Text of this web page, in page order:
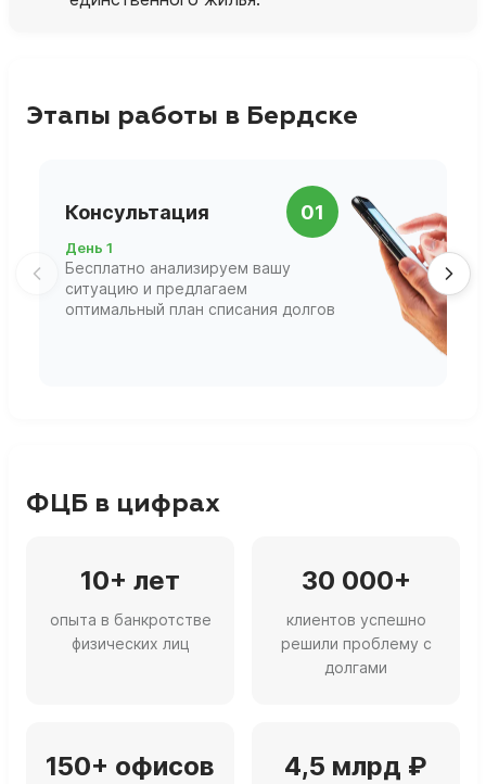
Этапы работы в Бердске
Консультация 01
День 1
Бесплатно анализируем вашу
ситуацию и предлагаем
оптимальный план списания долгов
ФЦБ в цифрах
10+ лет
опыта в банкротстве
физических лиц
30 000+
клиентов успешно
решили проблему с
долгами
150+ офисов 4,5 млрд ₽